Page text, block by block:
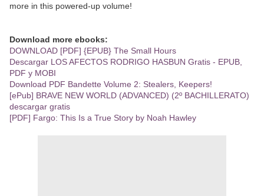
more in this powered-up volume!
Download more ebooks:
DOWNLOAD [PDF] {EPUB} The Small Hours
Descargar LOS AFECTOS RODRIGO HASBUN Gratis - EPUB,
PDF y MOBI
Download PDF Bandette Volume 2: Stealers, Keepers!
[ePub] BRAVE NEW WORLD (ADVANCED) (2º BACHILLERATO)
descargar gratis
[PDF] Fargo: This Is a True Story by Noah Hawley